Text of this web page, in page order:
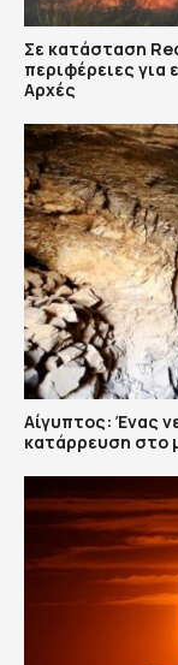
Σε κατάσταση
περιφέρειες για
Αρχές
Αίγυπτος: Ένας
κατάρρευση στο